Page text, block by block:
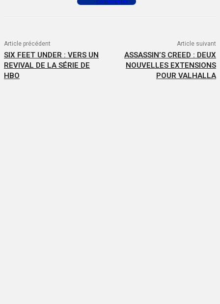
Article précédent
SIX FEET UNDER : VERS UN
REVIVAL DE LA SÉRIE DE
HBO
Article suivant
ASSASSIN’S CREED : DEUX
NOUVELLES EXTENSIONS
POUR VALHALLA